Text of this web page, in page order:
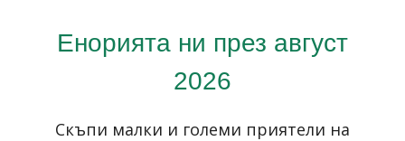
Енорията ни през август
2026
Скъпи малки и големи приятели на